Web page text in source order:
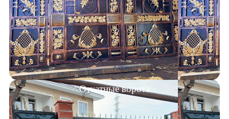
Откатные ворота